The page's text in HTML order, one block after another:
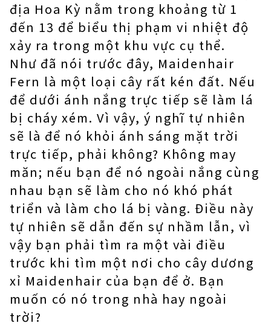
địa Hoa Kỳ nằm trong khoảng từ 1
đến 13 để biểu thị phạm vi nhiệt độ
xảy ra trong một khu vực cụ thể.
Như đã nói trước đây, Maidenhair
Fern là một loại cây rất kén đất. Nếu
để dưới ánh nắng trực tiếp sẽ làm lá
bị cháy xém. Vì vậy, ý nghĩ tự nhiên
sẽ là để nó khỏi ánh sáng mặt trời
trực tiếp, phải không? Không may
măn; nếu bạn để nó ngoài nắng cùng
nhau bạn sẽ làm cho nó khó phát
triển và làm cho lá bị vàng. Điều này
tự nhiên sẽ dẫn đến sự nhầm lẫn, vì
vậy bạn phải tìm ra một vài điều
trước khi tìm một nơi cho cây dương
xỉ Maidenhair của bạn để ở. Bạn
muốn có nó trong nhà hay ngoài
trời?